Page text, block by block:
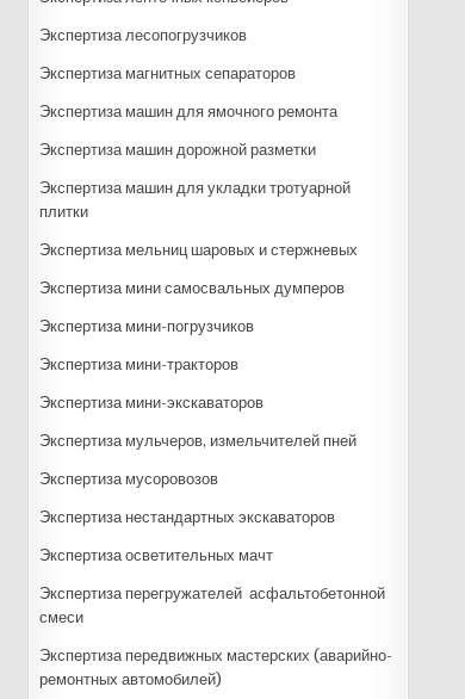
Экспертиза лесопогрузчиков
Экспертиза магнитных сепараторов
Экспертиза машин для ямочного ремонта
Экспертиза машин дорожной разметки
Экспертиза машин для укладки тротуарной
плитки
Экспертиза мельниц шаровых и стержневых
Экспертиза мини самосвальных думперов
Экспертиза мини-погрузчиков
Экспертиза мини-тракторов
Экспертиза мини-экскаваторов
Экспертиза мульчеров, измельчителей пней
Экспертиза мусоровозов
Экспертиза нестандартных экскаваторов
Экспертиза осветительных мачт
Экспертиза перегружателей асфальтобетонной
смеси
Экспертиза передвижных мастерских (аварийно-
ремонтных автомобилей)